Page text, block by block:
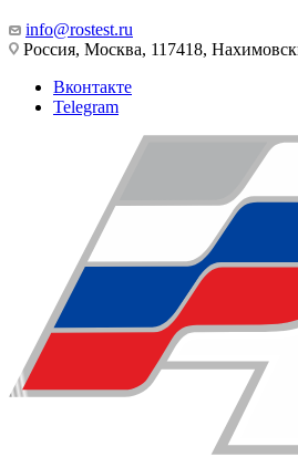
info@rostest.ru
Россия, Москва, 117418,
Вконтакте
Telegram